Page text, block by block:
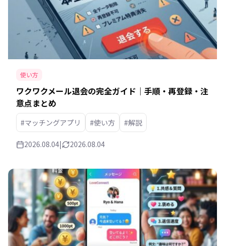
使い方
ワクワクメール退会の完全ガイド｜手順・再登録・注
意点まとめ
#マッチングアプリ #使い方 #解説
2026.08.04| 2026.08.04